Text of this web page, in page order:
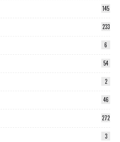
145
233
6
54
2
46
272
3